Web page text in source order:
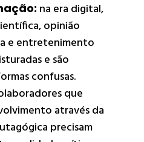
na era digital,
opinião
e entretenimento
e são
confusas.
que
através da
precisam